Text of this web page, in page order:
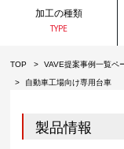
加工の種類
TYPE
TOP VAVE提案事例一覧ペ
自動車工場向け専用台車
製品情報